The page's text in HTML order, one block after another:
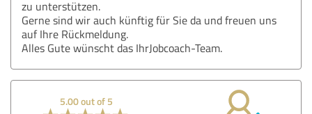
zu unterstützen.
Gerne sind wir auch künftig für Sie da und freuen uns
auf Ihre Rückmeldung.
Alles Gute wünscht das IhrJobcoach-Team.
5.00 out of 5